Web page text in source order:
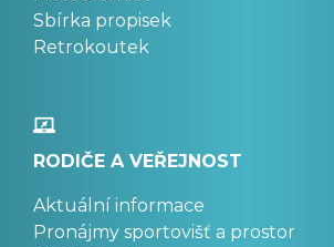
Sbírka propisek
Retrokoutek
RODIČE A VEŘEJNOST
Aktuální informace
Pronájmy sportovišť a prostor